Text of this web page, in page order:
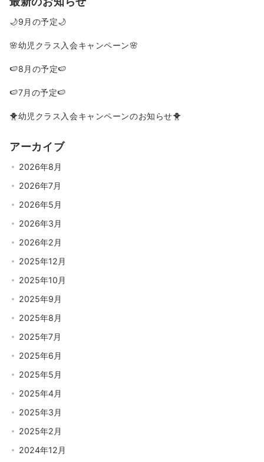
🌙9月の予定🌙
🌸幼児クラス入会キャンペーン🌸
🍉8月の予定🍉
🍉7月の予定🍉
🐥幼児クラス入会キャンペーンのお知らせ🐥
アーカイブ
2026年8月
2026年7月
2026年5月
2026年3月
2026年2月
2025年12月
2025年10月
2025年9月
2025年8月
2025年7月
2025年6月
2025年5月
2025年4月
2025年3月
2025年2月
2024年12月